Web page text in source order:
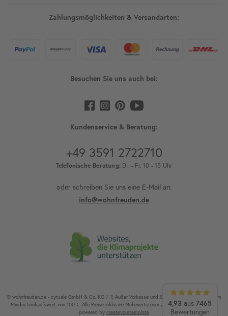
4,93 aus 7465
Bewertungen
Zahlungsmöglichkeiten & Versandarten:
Besuchen Sie uns auch bei:
Kundenservice & Beratung:
+49 3591 2722710
Telefonische Beratung: Di. - Fr. 10 - 15 Uhr
oder schreiben Sie uns eine E-Mail an:
info@wohnfreuden.de
© wohnfreuden.de - cytsale GmbH & Co. KG / 1) Außer Vorkasse und Speditionsware. 2) Ab einem
Mindesteinkaufswert von 100 €. Alle Preise inklusive Mehrwertsteuer / Alle Rechte vorbehalten.
powered by createyourtemplate